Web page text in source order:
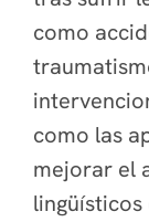
como
como las
mejorar el
lingüísticos